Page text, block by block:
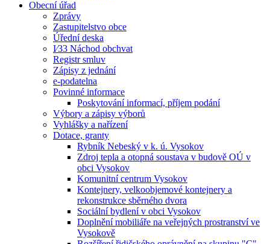
Obecní úřad
Zprávy
Zastupitelstvo obce
Úřední deska
I⁄33 Náchod obchvat
Registr smluv
Zápisy z jednání
e-podatelna
Povinné informace
Poskytování informací, příjem podání
Výbory a zápisy výborů
Vyhlášky a nařízení
Dotace, granty
Rybník Nebeský v k. ú. Vysokov
Zdroj tepla a otopná soustava v budově OÚ v
obci Vysokov
Komunitní centrum Vysokov
Kontejnery, velkoobjemové kontejnery a
rekonstrukce sběrného dvora
Sociální bydlení v obci Vysokov
Doplnění mobiliáře na veřejných prostranství ve
Vysokově